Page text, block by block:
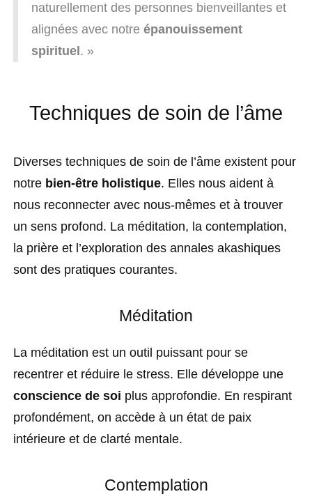
naturellement des personnes bienveillantes et
alignées avec notre épanouissement
spirituel . »
Techniques de soin de l’âme
Diverses techniques de soin de l’âme existent pour
notre bien-être holistique. Elles nous aident à
nous reconnecter avec nous-mêmes et à trouver
un sens profond. La méditation, la contemplation,
la prière et l’exploration des annales akashiques
sont des pratiques courantes.
Méditation
La méditation est un outil puissant pour se
recentrer et réduire le stress. Elle développe une
conscience de soi plus approfondie. En respirant
profondément, on accède à un état de paix
intérieure et de clarté mentale.
Contemplation